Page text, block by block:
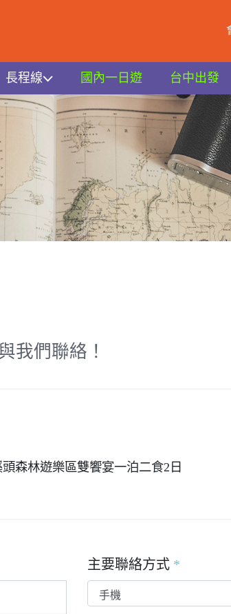
長程線 國內一日遊 台中出發
我們聯絡！
森林遊樂區雙饗宴一泊二食2日
主要聯絡方式 *